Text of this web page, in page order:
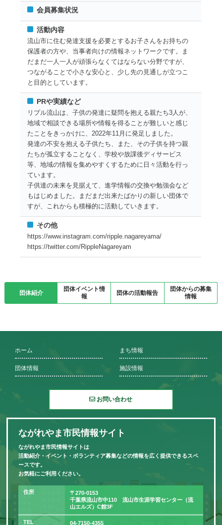
会員募集状況
活動内容
流山市に住む発達支援を必要とするお子さんをお持ちの
保護者の方や、当事者向けの情報ネットワークです。ま
だまだ一人一人が頑張らなくてはならない分野ですが、
つながることで小さな安心と、少し先の見通しが立つこ
と目的としています。
PRや実績など
リプル流山は、子供の発達に疑問を抱える親たち3人が、
地域で相談できる場所や情報を得ることが難しいと感じ
たことをきっかけに、2022年11月に発足しました。
発達の不安を抱える子供たち、また、その子供を持つ親
たちが孤立することなく、学校や放課後ディサービス
等、地域の情報を集めやすくするために日々活動を行っ
ています。
子供達の未来を見据えて、進学情報の交換や勉強会など
もはじめました。まだまだ出来たばかりの新しい団体で
すが、これからも積極的に活動していきます。
その他
https://www.instagram.com/ripple.nagareyama/
https://twitter.com/RippleNagareyam
団体紹介
団体イベント情
報
団体の活動報告
団体からの募集
情報
ホーム まち情報
団体情報 施設情報
お問い合わせ
ながれやま市民情報サイト
ながれやま市民情報サイトは
活動紹介・イベント・ボランティア募集などの情報を広く提供できるスペ
ースです。
お気軽にご利用ください。
住所
〒270-0153
千葉県流山市中110 流山市生涯学習センター（流
山エルズ）C館3F
TEL 04-7150-4355